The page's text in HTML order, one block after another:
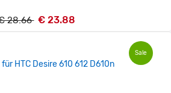
28.66 € 23.88
Sale
für HTC Desire 610 612 D610n